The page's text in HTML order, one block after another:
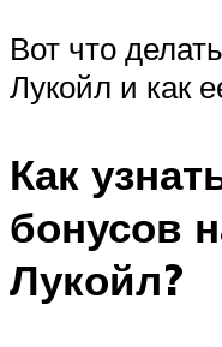
Вот что
Лукойл и как
Как
бонусов
Лукойл?